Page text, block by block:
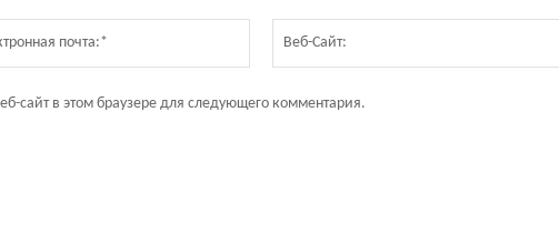
почта:*
сайт в этом браузере для следующего комментария.